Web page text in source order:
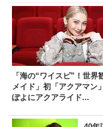
「海の“ワイスピ”！世界
メイド」初「アクアマン
ぽよにアクアライド...